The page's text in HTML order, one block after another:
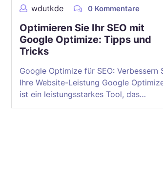
wdutkde 0 Kommentare
Optimieren Sie Ihr SEO mit
Google Optimize: Tipps und
Tricks
Google Optimize für SEO: Verbessern
Ihre Website-Leistung Google
ist ein leistungsstarkes Tool, das…